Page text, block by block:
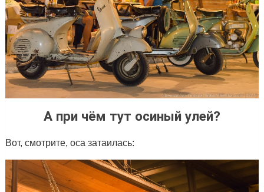
А при чём тут осиный улей?
Вот, смотрите, оса затаилась: